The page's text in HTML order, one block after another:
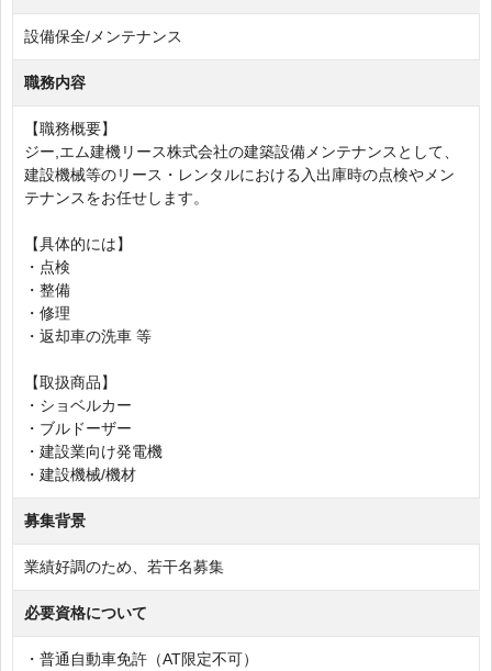
設備保全/メンテナンス
職務内容
【職務概要】
ジー,エム建機リース株式会社の建築設備メンテナンスとして、
建設機械等のリース・レンタルにおける入出庫時の点検やメン
テナンスをお任せします。
【具体的には】
・点検
・整備
・修理
・返却車の洗車 等
【取扱商品】
・ショベルカー
・ブルドーザー
・建設業向け発電機
・建設機械/機材
募集背景
業績好調のため、若干名募集
必要資格について
・普通自動車免許（AT限定不可）